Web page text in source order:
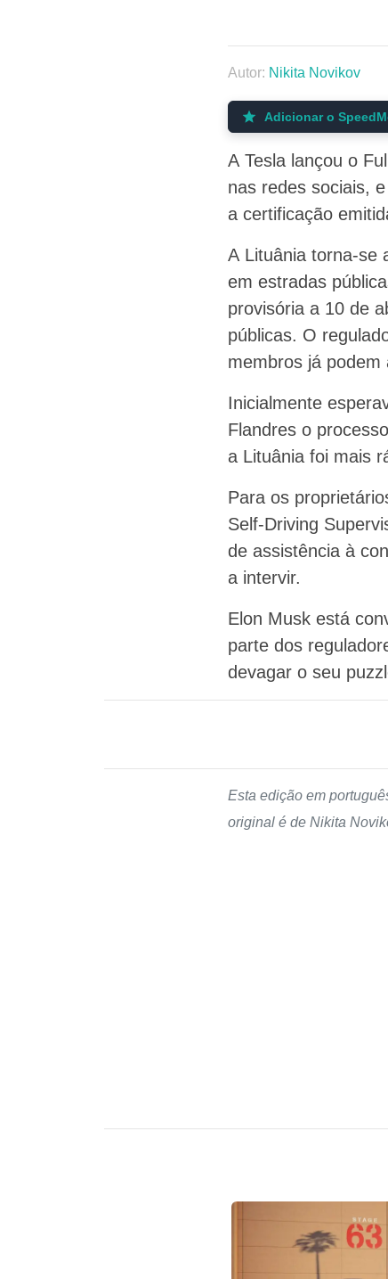
Autor: Nikita Novikov
Adicionar o
A Tesla lançou o
nas redes sociais,
a certificação
A Lituânia torna-se
em estradas
provisória a 10 de
públicas. O
membros já podem
Inicialmente
Flandres o
a Lituânia foi mais
Para os
Self-Driving
de assistência à
a intervir.
Elon Musk está
parte dos
devagar o seu
Esta edição em
original é de Nikita